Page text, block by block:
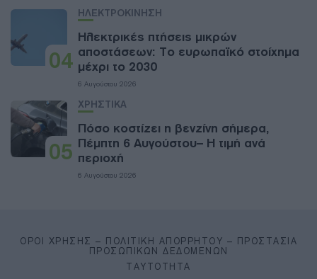
04
ΗΛΕΚΤΡΟΚΙΝΗΣΗ
Ηλεκτρικές πτήσεις μικρών
αποστάσεων: Το ευρωπαϊκό στοίχημα
μέχρι το 2030
6 Αυγούστου 2026
05
ΧΡΗΣΤΙΚΑ
Πόσο κοστίζει η βενζίνη σήμερα,
Πέμπτη 6 Αυγούστου– Η τιμή ανά
περιοχή
6 Αυγούστου 2026
ΌΡΟΙ ΧΡΉΣΗΣ – ΠΟΛΙΤΙΚΉ ΑΠΟΡΡΉΤΟΥ – ΠΡΟΣΤΑΣΊΑ
ΠΡΟΣΩΠΙΚΏΝ ΔΕΔΟΜΈΝΩΝ
ΤΑΥΤΌΤΗΤΑ